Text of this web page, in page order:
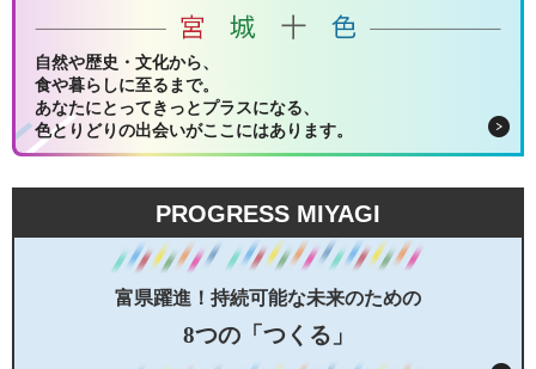
自然や歴史・文化から、
食や暮らしに至るまで。
あなたにとってきっとプラスになる、
色とりどりの出会いがここにはあります。
PROGRESS MIYAGI
富県躍進！持続可能な未来のための
8つの「つくる」